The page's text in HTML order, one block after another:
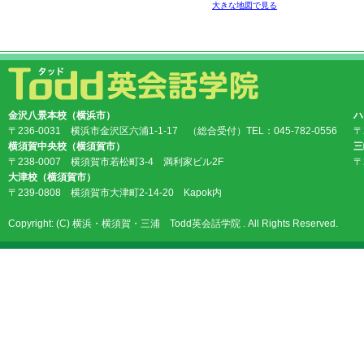
大きな地図で見る
金沢八景本校（横浜市）
〒236-0031 横浜市金沢区六浦1-1-17 （総合受付）TEL：045-782-0556
横須賀中央校（横須賀市）
〒238-0007 横須賀市若松町3-4 満利家ビル2F
大津校（横須賀市）
〒239-0808 横須賀市大津町2-14-20 Kapok内
Copyright: (C) 横浜・横須賀・三浦 Todd英会話学院 . All Rights Reserved.